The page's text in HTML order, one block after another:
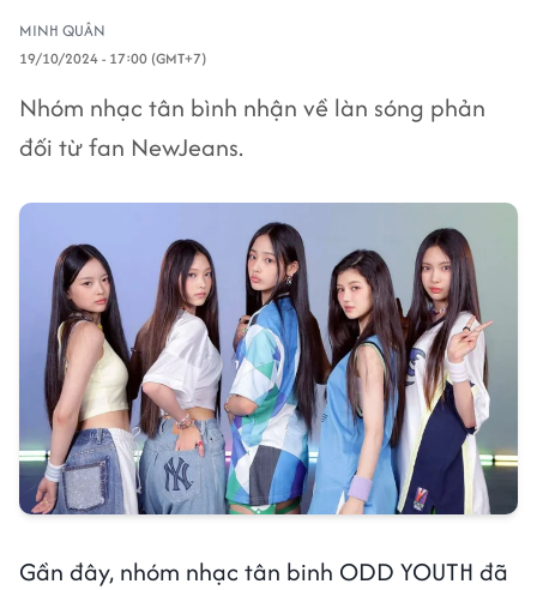
MINH QUÂN
19/10/2024 - 17:00 (GMT+7)
Nhóm nhạc tân bình nhận về làn sóng phản
đối từ fan NewJeans.
Gần đây, nhóm nhạc tân binh ODD YOUTH đã